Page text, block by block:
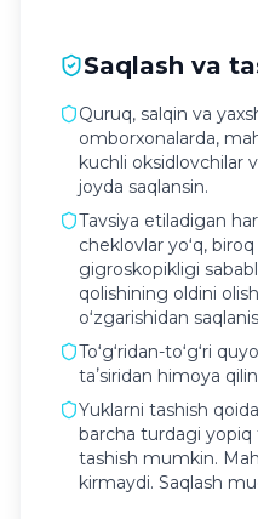
Saqlash va
Quruq, salqin va
omborxonalarda,
kuchli oksidlovchilar
joyda saqlansin.
Tavsiya etiladigan
cheklovlar yoʻq,
gigroskopikligi
qolishining oldini
oʻzgarishidan
Toʻgʻridan-toʻgʻri
taʼsiridan himoya
Yuklarni tashish
barcha turdagi yopiq
tashish mumkin.
kirmaydi. Saqlash